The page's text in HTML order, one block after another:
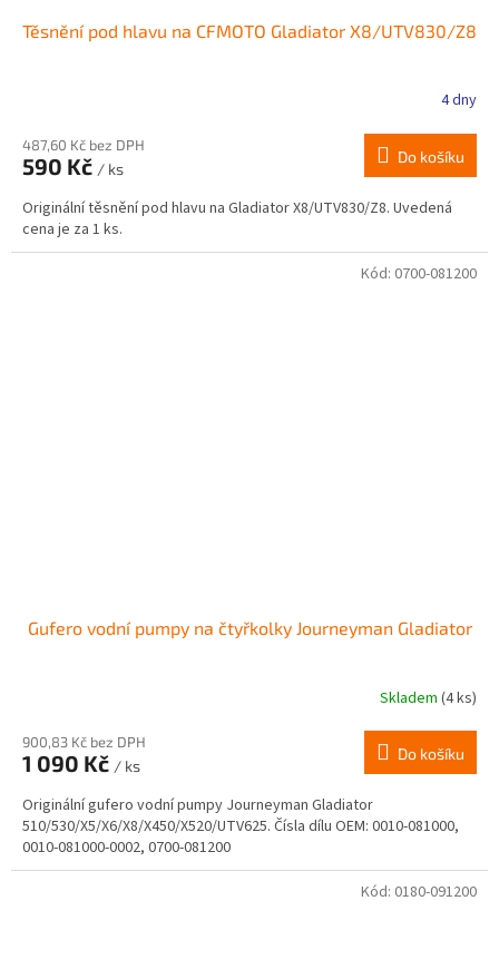
Těsnění pod hlavu na CFMOTO Gladiator X8/UTV830/Z8
4 dny
487,60 Kč bez DPH
590 Kč / ks
Do košíku
Originální těsnění pod hlavu na Gladiator X8/UTV830/Z8. Uvedená
cena je za 1 ks.
Gufero vodní pumpy na čtyřkolky Journeyman Gladiator
Skladem (4 ks)
900,83 Kč bez DPH
1 090 Kč / ks
Do košíku
Originální gufero vodní pumpy Journeyman Gladiator
510/530/X5/X6/X8/X450/X520/UTV625. Čísla dílu OEM: 0010-081000,
0010-081000-0002, 0700-081200
Kód: 0700-081200
Kód: 0180-091200